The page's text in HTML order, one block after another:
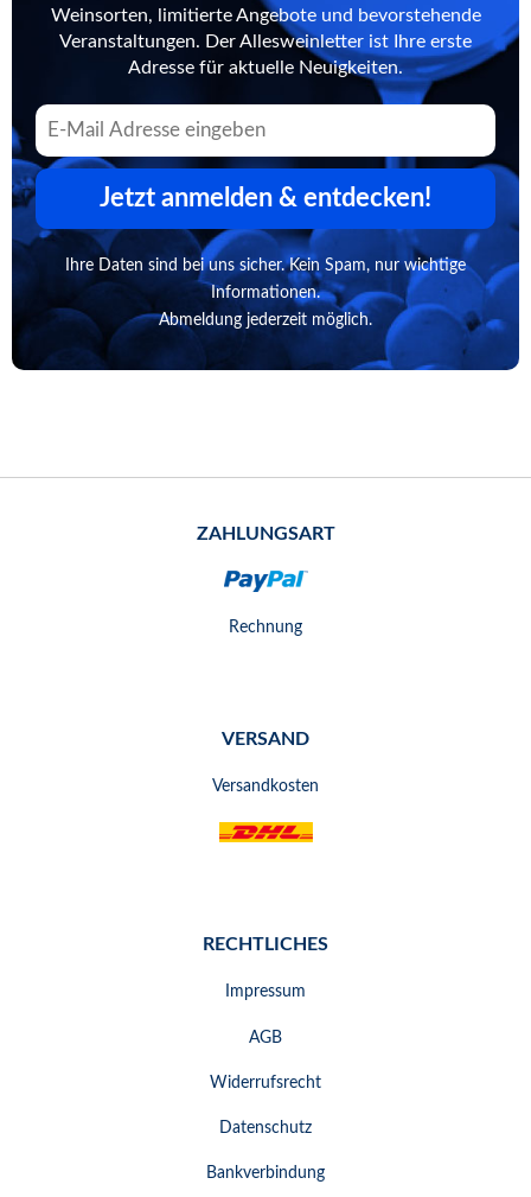
Weinsorten, limitierte Angebote und bevorstehende
Veranstaltungen. Der Allesweinletter ist Ihre erste
Adresse für aktuelle Neuigkeiten.
Jetzt anmelden & entdecken!
Ihre Daten sind bei uns sicher. Kein Spam, nur wichtige
Informationen.
Abmeldung jederzeit möglich.
ZAHLUNGSART
Rechnung
VERSAND
Versandkosten
RECHTLICHES
Impressum
AGB
Widerrufsrecht
Datenschutz
Bankverbindung